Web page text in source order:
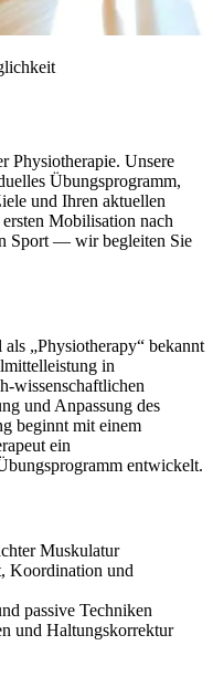
Physiotherapie. Unsere
Übungsprogramm,
und Ihren aktuellen
Mobilisation nach
Sport — wir begleiten Sie
„Physiotherapy“ bekannt
in
wissenschaftlichen
und Anpassung des
beginnt mit einem
ein
entwickelt.
Muskulatur
Koordination und
passive Techniken
und Haltungskorrektur